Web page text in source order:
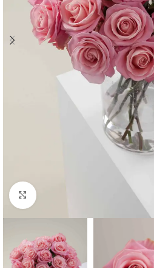
Spustelėkite norėdami padidinti